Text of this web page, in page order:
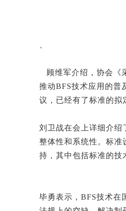
、
顾维军介绍，协会《
推动BFS技术应用的普
议，已经有了标准的拟
刘卫战在会上详细介绍
整体性和系统性。标准
持，其中包括标准的技
毕勇表示，BFS技术在